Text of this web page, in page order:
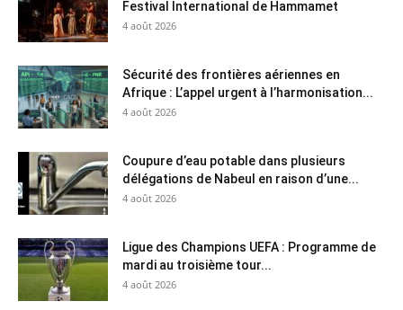
Festival International de Hammamet
4 août 2026
Sécurité des frontières aériennes en
Afrique : L’appel urgent à l’harmonisation...
4 août 2026
Coupure d’eau potable dans plusieurs
délégations de Nabeul en raison d’une...
4 août 2026
Ligue des Champions UEFA : Programme de
mardi au troisième tour...
4 août 2026